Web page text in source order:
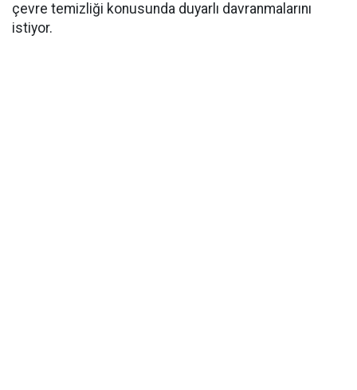
çevre temizliği konusunda duyarlı davranmalarını
istiyor.